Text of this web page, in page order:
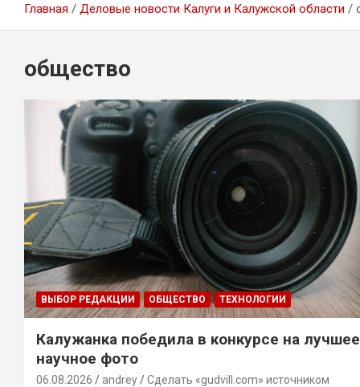
Главная Деловые новости Калуги и Калужской области
общество
ВЫБОР РЕДАКЦИИ ОБЩЕСТВО ТЕХНОЛОГИИ
Калужанка победила в конкурсе на лучшее
научное фото
06.08.2026 andrey
Сделать «gudvill.com» источником